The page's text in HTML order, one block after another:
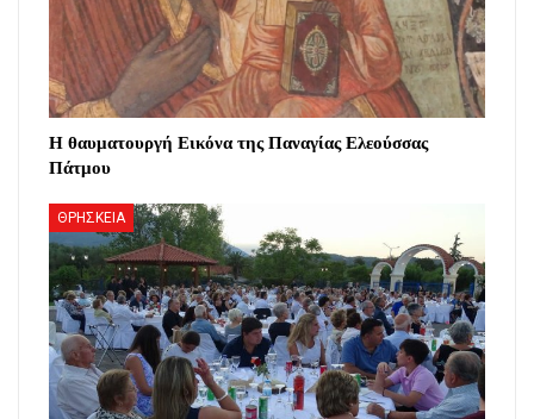
Η θαυματουργή Εικόνα της Παναγίας Ελεούσσας
Πάτμου
ΘΡΗΣΚΕΙΑ